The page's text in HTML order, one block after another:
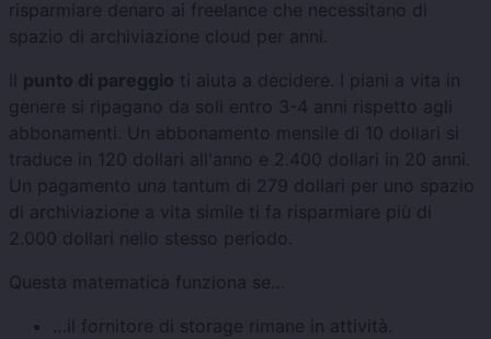
risparmiare denaro ai freelance che necessitano di
spazio di archiviazione cloud per anni.
Il punto di pareggio ti aiuta a decidere. I piani a vita in
genere si ripagano da soli entro 3-4 anni rispetto agli
abbonamenti. Un abbonamento mensile di 10 dollari si
traduce in 120 dollari all'anno e 2.400 dollari in 20 anni.
Un pagamento una tantum di 279 dollari per uno spazio
di archiviazione a vita simile ti fa risparmiare più di
2.000 dollari nello stesso periodo.
Questa matematica funziona se…
…il fornitore di storage rimane in attività.